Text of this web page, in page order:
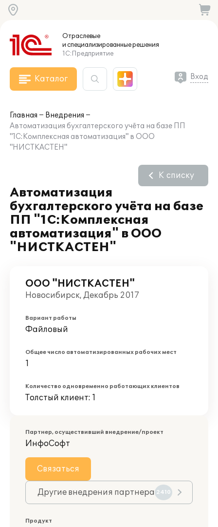
Отраслевые
и специализированныерешения
1С:Предприятие
Каталог Вход
Главная
Внедрения
Автоматизация бухгалтерского учёта на базе ПП
"1С:Комплексная автоматизация" в ООО
"НИСТКАСТЕН"
Автоматизация
бухгалтерского учёта на базе
ПП "1С:Комплексная
автоматизация" в ООО
"НИСТКАСТЕН"
К списку
ООО "НИСТКАСТЕН"
Новосибирск, Декабрь 2017
Вариант работы
Файловый
Общее число автоматизированных рабочих мест
1
Количество одновременно работающих клиентов
Толстый клиент: 1
Партнер, осуществивший внедрение/проект
ИнфоСофт
Связаться
Другие внедрения партнера 2410
Продукт